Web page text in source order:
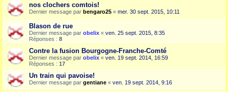
nos clochers comtois!
Dernier message par bengaro25 « mer. 30 sept. 2015, 10:11
Blason de rue
Dernier message par obelix « ven. 25 sept. 2015, 8:35
Réponses : 8
Contre la fusion Bourgogne-Franche-Comté
Dernier message par obelix « ven. 19 sept. 2014, 16:59
Réponses : 17
Un train qui pavoise!
Dernier message par gentiane « ven. 19 sept. 2014, 9:16